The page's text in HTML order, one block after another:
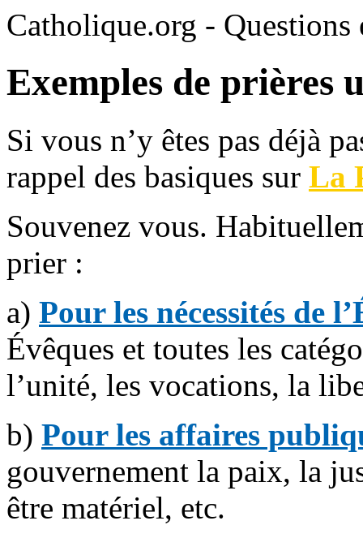
Catholique.org - Questions
Exemples de prières
Si vous n’y êtes pas déjà
rappel des basiques sur La
Souvenez vous.
prier :
a) Pour les nécessités de
Évêques et toutes les
l’unité, les vocations, la
b) Pour les affaires
gouvernement la paix, la
être matériel, etc.